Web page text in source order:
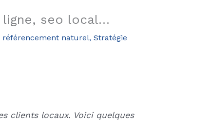
ligne, seo local…
référencement naturel, Stratégie
clients locaux. Voici quelques